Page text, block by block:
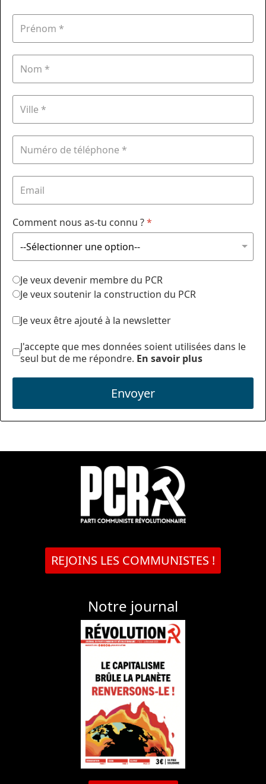
Comment nous as-tu connu ?*
Je veux devenir membre du PCR
Je veux soutenir la construction du PCR
Je veux être ajouté à la newsletter
J'accepte que mes données soient utilisées dans le
seul but de me répondre. En savoir plus
Envoyer
REJOINS LES COMMUNISTES !
Notre journal